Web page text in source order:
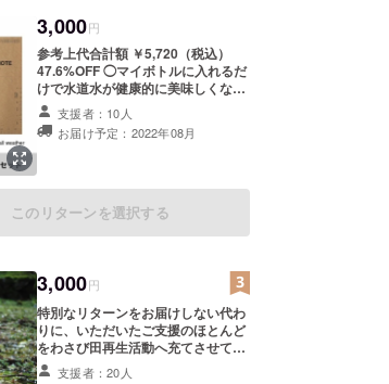
3,000円
参考上代合計額 ￥5,720（税込）
47.6%OFF ◯マイボトルに入れるだ
けで水道水が健康的に美味しくなる
小型浄水スティックMY BOTTLE
PLUS＋ アルカリイオン水還元と水
素水還元を各１本 ◯クリーニングの
NOTE all weather１冊 ◯BELAYロ
ゴカッティングステッカー（カラー/
ホワイト サイ
ス）の詳細はこちらから
https://belay.jp/mybottleplus/ ※リ
ターン品の発送は8月〜を予定して
います。※リターン品のデザインは
イメージです。デザイン等、余儀な
く変更する可能性があることご了承
支援者：10人
お届け予定：2022年08月
このリターンを選択する
3,000円
特別なリターンをお届けしない代わ
りに、いただいたご支援のほとんど
をわさび田再生活動へ充てさせてい
ただきます。 ◯お礼のメール
支援者：20人